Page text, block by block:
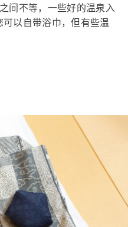
间不等，一些好的温泉入
以自带浴巾，但有些温